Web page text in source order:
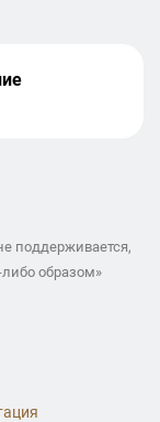
поддерживается,
образом»